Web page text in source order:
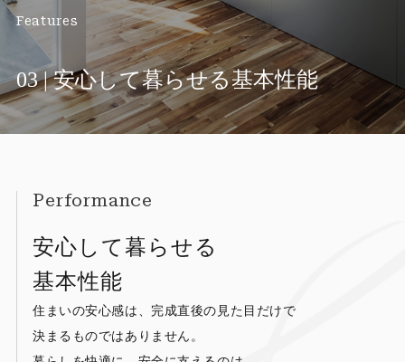
Features
03 | 安心して暮らせる基本性能
Performance
安心して暮らせる
基本性能
住まいの安心感は、完成直後の見た目だけで
決まるものではありません。